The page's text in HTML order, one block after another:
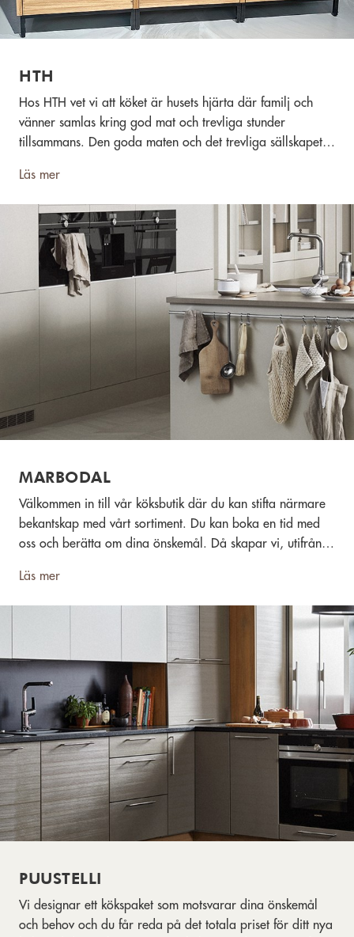
HTH
Hos HTH vet vi att köket är husets hjärta där familj och
vänner samlas kring god mat och trevliga stunder
tillsammans. Den goda maten och det trevliga sällskapet
Läs mer
MARBODAL
Välkommen in till vår köksbutik där du kan stifta närmare
bekantskap med vårt sortiment. Du kan boka en tid med
oss och berätta om dina önskemål. Då skapar vi, utifrån
Läs mer
PUUSTELLI
Vi designar ett kökspaket som motsvarar dina önskemål
och behov och du får reda på det totala priset för ditt nya